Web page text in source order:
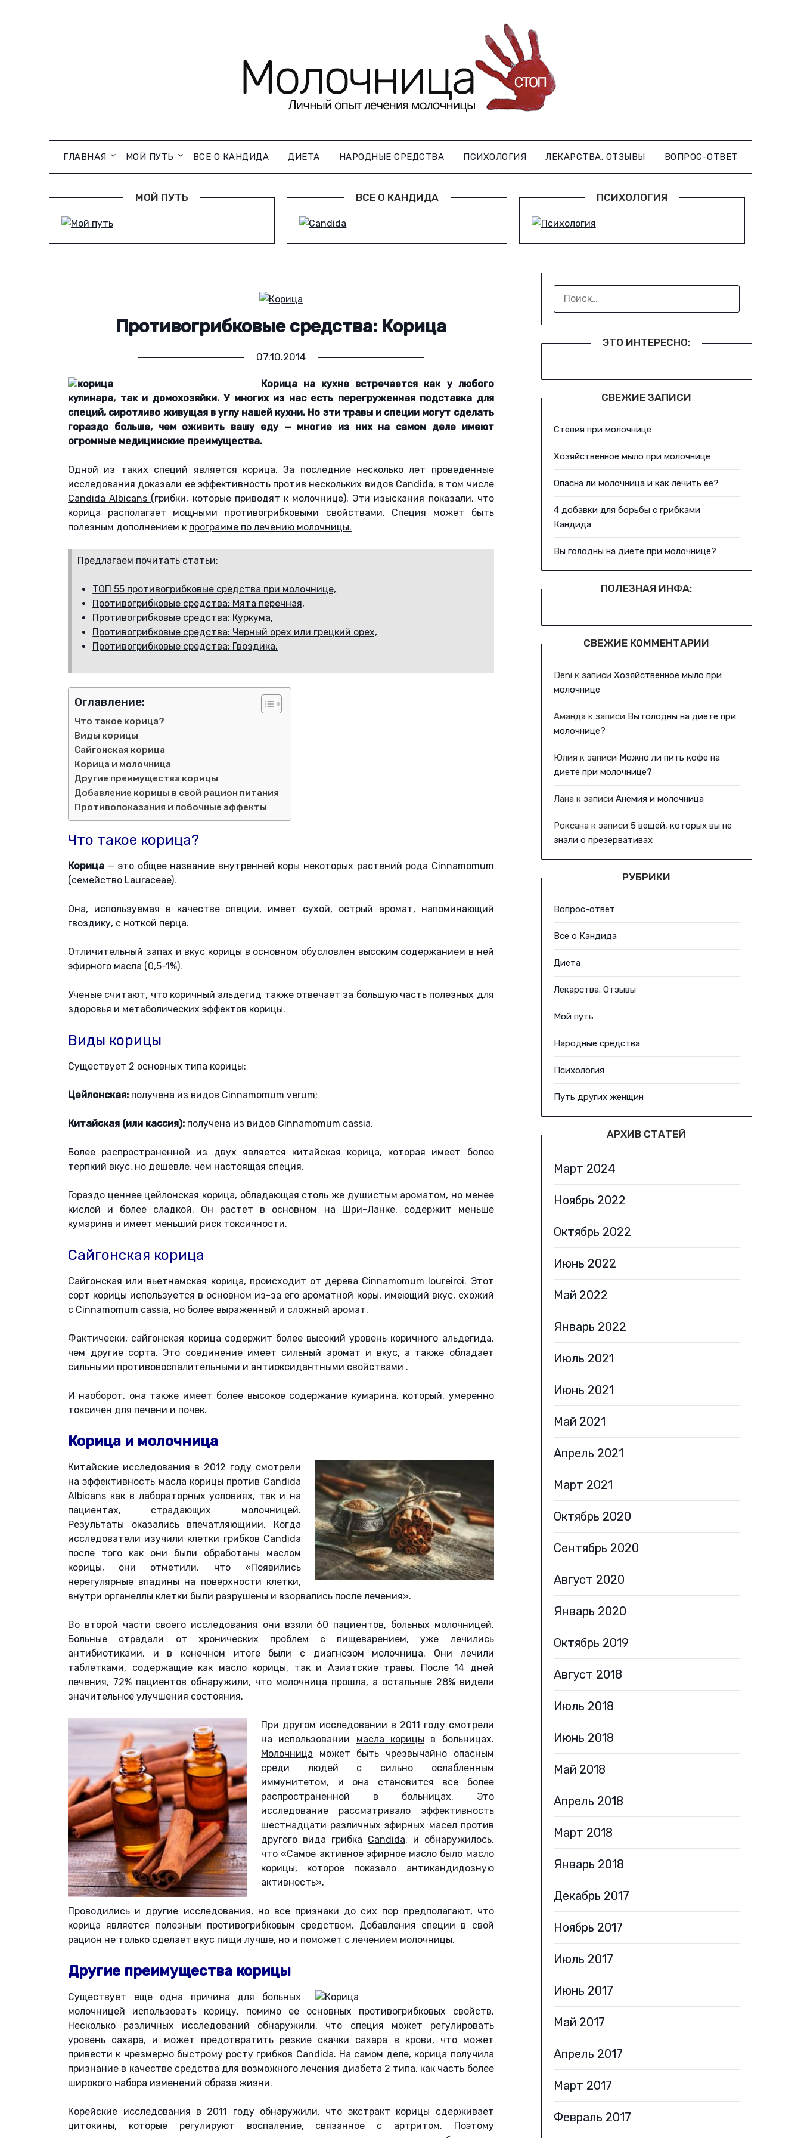
ГЛАВНАЯ МОЙ ПУТЬ ВСЕ О КАНДИДА ДИЕТА НАРОДНЫЕ СРЕДСТВА ПСИХОЛОГИЯ ЛЕКАРСТВА. ОТЗЫВЫ ВОПРОС-ОТВЕТ
МОЙ ПУТЬ ВСЕ О КАНДИДА ПСИХОЛОГИЯ
Противогрибковые средства: Корица
07.10.2014
Корица на кухне встречается как у любого
кулинара, так и домохозяйки. У многих из нас есть перегруженная подставка для
специй, сиротливо живущая в углу нашей кухни. Но эти травы и специи могут сделать
гораздо больше, чем оживить вашу еду — многие из них на самом деле имеют
огромные медицинские преимущества.
Одной из таких специй является корица. За последние несколько лет проведенные
исследования доказали ее эффективность против нескольких видов Candida, в том числе
Candida Albicans (грибки, которые приводят к молочнице). Эти изыскания показали, что
корица располагает мощными противогрибковыми свойствами. Специя может быть
полезным дополнением к программе по лечению молочницы.
Предлагаем почитать статьи:
ТОП 55 противогрибковые средства при молочнице,
Противогрибковые средства: Мята перечная,
Противогрибковые средства: Куркума,
Противогрибковые средства: Черный орех или грецкий орех,
Противогрибковые средства: Гвоздика.
Оглавление:
Что такое корица?
Виды корицы
Сайгонская корица
Корица и молочница
Другие преимущества корицы
Добавление корицы в свой рацион питания
Противопоказания и побочные эффекты
Что такое корица?
Корица — это общее название внутренней коры некоторых растений рода Cinnamomum
(семейство Lauraceae).
Она, используемая в качестве специи, имеет сухой, острый аромат, напоминающий
гвоздику, с ноткой перца.
Отличительный запах и вкус корицы в основном обусловлен высоким содержанием в ней
эфирного масла (0,5-1%).
Ученые считают, что коричный альдегид также отвечает за большую часть полезных для
здоровья и метаболических эффектов корицы.
Виды корицы
Существует 2 основных типа корицы:
Цейлонская: получена из видов Cinnamomum verum;
Китайская (или кассия): получена из видов Cinnamomum cassia.
Более распространенной из двух является китайская корица, которая имеет более
терпкий вкус, но дешевле, чем настоящая специя.
Гораздо ценнее цейлонская корица, обладающая столь же душистым ароматом, но менее
кислой и более сладкой. Он растет в основном на Шри-Ланке, содержит меньше
кумарина и имеет меньший риск токсичности.
Сайгонская корица
Сайгонская или вьетнамская корица, происходит от дерева Cinnamomum loureiroi. Этот
сорт корицы используется в основном из-за его ароматной коры, имеющий вкус, схожий
с Cinnamomum cassia, но более выраженный и сложный аромат.
Фактически, сайгонская корица содержит более высокий уровень коричного альдегида,
чем другие сорта. Это соединение имеет сильный аромат и вкус, а также обладает
сильными противовоспалительными и антиоксидантными свойствами .
И наоборот, она также имеет более высокое содержание кумарина, который, умеренно
токсичен для печени и почек.
Корица и молочница
Китайские исследования в 2012 году смотрели
на эффективность масла корицы против Candida
Albicans как в лабораторных условиях, так и на
пациентах, страдающих молочницей.
Результаты оказались впечатляющими. Когда
исследователи изучили клетки грибков Candida
после того как они были обработаны маслом
корицы, они отметили, что «Появились
нерегулярные впадины на поверхности клетки,
внутри органеллы клетки были разрушены и взорвались после лечения».
Во второй части своего исследования они взяли 60 пациентов, больных молочницей.
Больные страдали от хронических проблем с пищеварением, уже лечились
антибиотиками, и в конечном итоге были с диагнозом молочница. Они лечили
таблетками, содержащие как масло корицы, так и Азиатские травы. После 14 дней
лечения, 72% пациентов обнаружили, что молочница прошла, а остальные 28% видели
значительное улучшения состояния.
При другом исследовании в 2011 году смотрели
на использовании масла корицы в больницах.
Молочница может быть чрезвычайно опасным
среди людей с сильно ослабленным
иммунитетом, и она становится все более
распространенной в больницах. Это
исследование рассматривало эффективность
шестнадцати различных эфирных масел против
другого вида грибка Candida, и обнаружилось,
что «Самое активное эфирное масло было масло
корицы, которое показало антикандидозную
активность».
Проводились и другие исследования, но все признаки до сих пор предполагают, что
корица является полезным противогрибковым средством. Добавления специи в свой
рацион не только сделает вкус пищи лучше, но и поможет с лечением молочницы.
Другие преимущества корицы
Существует еще одна причина для больных
молочницей использовать корицу, помимо ее основных противогрибковых свойств.
Несколько различных исследований обнаружили, что специя может регулировать
уровень сахара, и может предотвратить резкие скачки сахара в крови, что может
привести к чрезмерно быстрому росту грибков Candida. На самом деле, корица получила
признание в качестве средства для возможного лечения диабета 2 типа, как часть более
широкого набора изменений образа жизни.
Корейские исследования в 2011 году обнаружили, что экстракт корицы сдерживает
цитокины, которые регулируют воспаление, связанное с артритом. Поэтому
ЭТО ИНТЕРЕСНО:
СВЕЖИЕ ЗАПИСИ
Стевия при молочнице
Хозяйственное мыло при молочнице
Опасна ли молочница и как лечить ее?
4 добавки для борьбы с грибками
Кандида
Вы голодны на диете при молочнице?
ПОЛЕЗНАЯ ИНФА:
СВЕЖИЕ КОММЕНТАРИИ
Deniк записи Хозяйственное мыло при
молочнице
Аманда к записи Вы голодны на диете при
молочнице?
Юлия к записи Можно ли пить кофе на
диете при молочнице?
Лана к записи Анемия и молочница
Роксана к записи 5 вещей, которых вы не
знали о презервативах
РУБРИКИ
Вопрос-ответ
Все о Кандида
Диета
Лекарства. Отзывы
Мой путь
Народные средства
Психология
Путь других женщин
АРХИВ СТАТЕЙ
Март 2024
Ноябрь 2022
Октябрь 2022
Июнь 2022
Май 2022
Январь 2022
Июль 2021
Июнь 2021
Май 2021
Апрель 2021
Март 2021
Октябрь 2020
Сентябрь 2020
Август 2020
Январь 2020
Октябрь 2019
Август 2018
Июль 2018
Июнь 2018
Май 2018
Апрель 2018
Март 2018
Январь 2018
Декабрь 2017
Ноябрь 2017
Июль 2017
Июнь 2017
Май 2017
Апрель 2017
Март 2017
Февраль 2017